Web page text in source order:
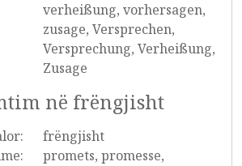
verheißung, vorhersagen,
zusage, Versprechen,
Versprechung, Verheißung,
Zusage
në frëngjisht
frëngjisht
promets, promesse,